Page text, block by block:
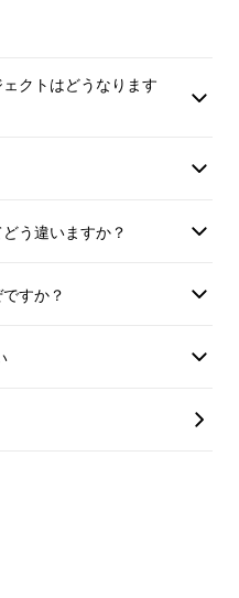
られたくない時な
クトはどうなります
う違いますか？
すか？